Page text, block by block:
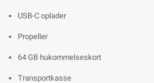
USB-C oplader
Propeller
64 GB hukommelseskort
Transportkasse